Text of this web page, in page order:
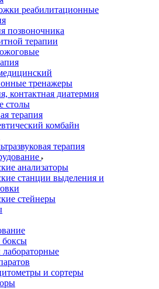
реабилитационные
позвоночника
терапии
тренажеры
контактная диатермия
столы
терапия
комбайн
терапия
анализаторы
станции выделения и
стейнеры
и сортеры